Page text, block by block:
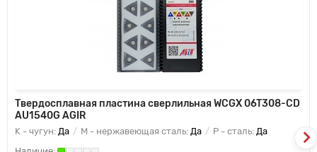
Твердосплавная пластина сверлильная WCGX 06T308-CD
AU1540G AGIR
K - чугун: Да M - нержавеющая сталь: Да P - сталь: Да